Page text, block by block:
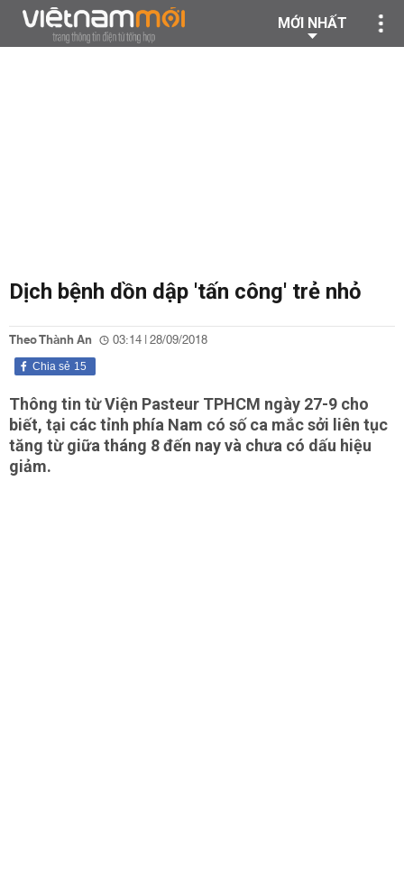
MỚI NHẤT
Dịch bệnh dồn dập 'tấn công' trẻ nhỏ
Theo Thành An 03:14 | 28/09/2018
15
Chia sẻ
Thông tin từ Viện Pasteur TPHCM ngày 27-9 cho
biết, tại các tỉnh phía Nam có số ca mắc sởi liên tục
tăng từ giữa tháng 8 đến nay và chưa có dấu hiệu
giảm.